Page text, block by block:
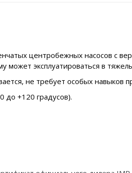
центробежных насосов с
может эксплуатироваться в
не требует особых навыков
до +120 градусов).